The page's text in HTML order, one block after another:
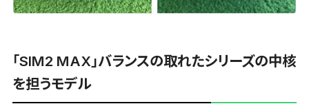
「SIM2 MAX」バランスの取れたシリーズの中核
を担うモデル